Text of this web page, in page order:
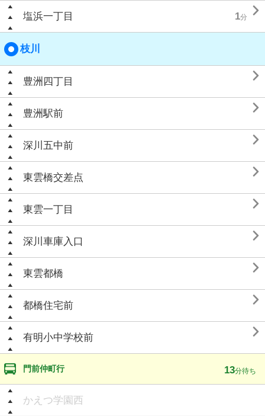
塩浜一丁目 1分 
枝川
豊洲四丁目 
豊洲駅前 
深川五中前 
東雲橋交差点 
東雲一丁目 
深川車庫入口 
東雲都橋 
都橋住宅前 
有明小中学校前 
門前仲町行 13分待ち
かえつ学園西